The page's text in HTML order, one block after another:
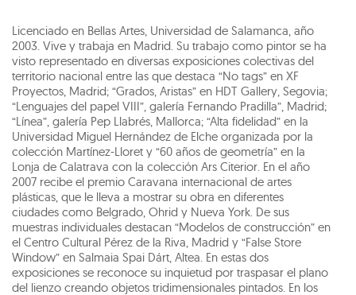
Licenciado en Bellas Artes, Universidad de Salamanca, año
2003. Vive y trabaja en Madrid. Su trabajo como pintor se ha
visto representado en diversas exposiciones colectivas del
territorio nacional entre las que destaca “No tags” en XF
Proyectos, Madrid; “Grados, Aristas” en HDT Gallery, Segovia;
“Lenguajes del papel VIII”, galería Fernando Pradilla”, Madrid;
“Línea”, galería Pep Llabrés, Mallorca; “Alta fidelidad” en la
Universidad Miguel Hernández de Elche organizada por la
colección Martínez-Lloret y “60 años de geometría” en la
Lonja de Calatrava con la colección Ars Citerior. En el año
2007 recibe el premio Caravana internacional de artes
plásticas, que le lleva a mostrar su obra en diferentes
ciudades como Belgrado, Ohrid y Nueva York. De sus
muestras individuales destacan “Modelos de construcción” en
el Centro Cultural Pérez de la Riva, Madrid y “False Store
Window” en Salmaia Spai Dárt, Altea. En estas dos
exposiciones se reconoce su inquietud por traspasar el plano
del lienzo creando objetos tridimensionales pintados. En los